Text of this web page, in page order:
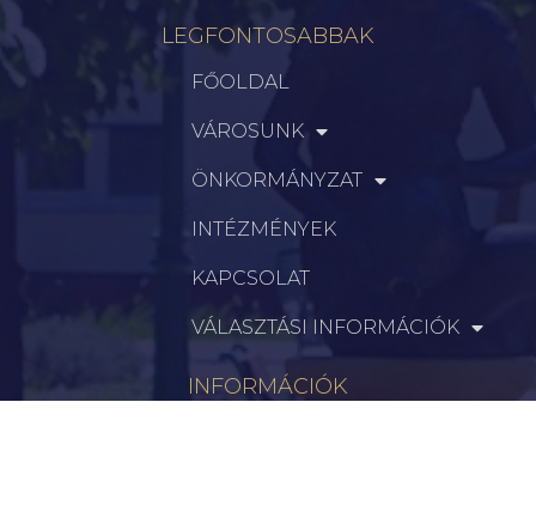
LEGFONTOSABBAK
FŐOLDAL
VÁROSUNK
ÖNKORMÁNYZAT
INTÉZMÉNYEK
KAPCSOLAT
VÁLASZTÁSI INFORMÁCIÓK
INFORMÁCIÓK